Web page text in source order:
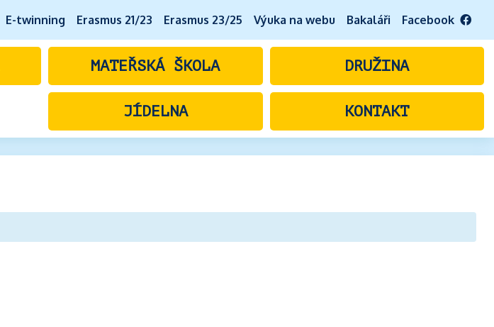
E-twinning Erasmus 21/23 Erasmus 23/25 Výuka na webu Bakaláři Facebook
MATEŘSKÁ ŠKOLA DRUŽINA
JÍDELNA KONTAKT